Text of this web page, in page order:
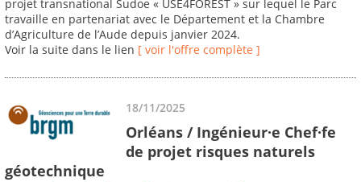
projet transnational Sudoe « USE4FOREST » sur lequel le Parc
travaille en partenariat avec le Département et la Chambre
d’Agriculture de l’Aude depuis janvier 2024.
Voir la suite dans le lien [ voir l'offre complète ]
18/11/2025
Orléans / Ingénieur·e Chef·fe
de projet risques naturels
géotechnique